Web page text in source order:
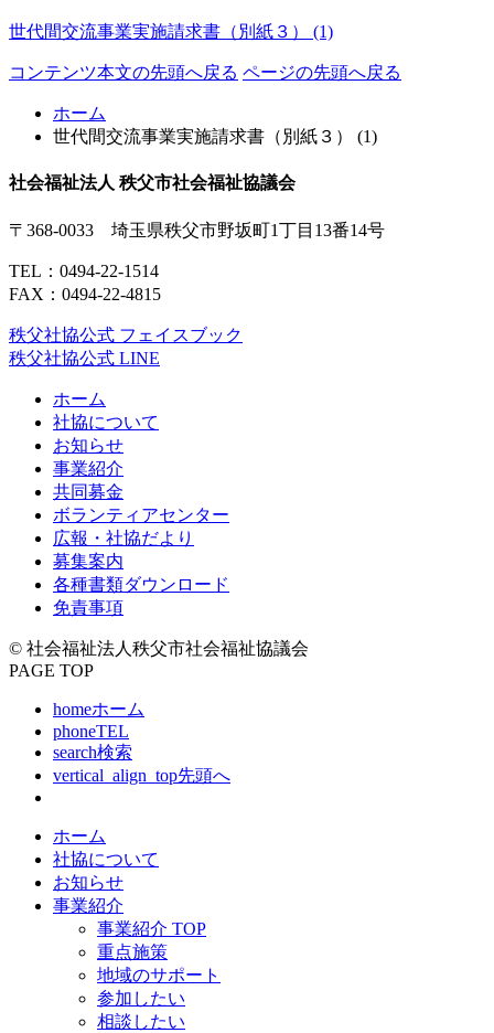
世代間交流事業実施請求書（別紙３） (1)
コンテンツ本文の先頭へ戻る ページの先頭へ戻る
ホーム
世代間交流事業実施請求書（別紙３） (1)
社会福祉法人 秩父市社会福祉協議会
〒368-0033 埼玉県秩父市野坂町1丁目13番14号
TEL： 0494-22-1514
FAX：0494-22-4815
秩父社協公式 フェイスブック
秩父社協公式 LINE
ホーム
社協について
お知らせ
事業紹介
共同募金
ボランティアセンター
広報・社協だより
募集案内
各種書類ダウンロード
免責事項
© 社会福祉法人秩父市社会福祉協議会
PAGE TOP
homeホーム
phoneTEL
search検索
vertical_align_top先頭へ
ホーム
社協について
お知らせ
事業紹介
事業紹介 TOP
重点施策
地域のサポート
参加したい
相談したい